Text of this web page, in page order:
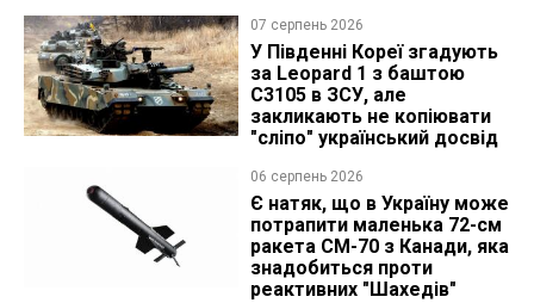
07 серпень 2026
У Південні Кореї згадують
за Leopard 1 з баштою
C3105 в ЗСУ, але
закликають не копіювати
"сліпо" український досвід
06 серпень 2026
Є натяк, що в Україну може
потрапити маленька 72-см
ракета CM-70 з Канади, яка
знадобиться проти
реактивних "Шахедів"